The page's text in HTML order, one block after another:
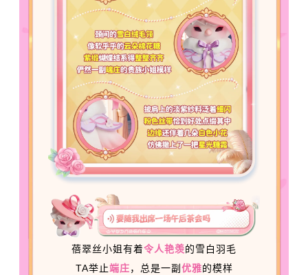
蓓翠丝小姐有着令人艳羡的雪白羽毛
TA举止端庄，总是一副 优雅的模样